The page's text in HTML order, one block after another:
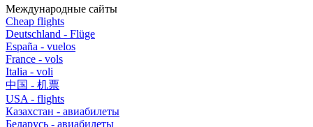
Международные сайты
Cheap flights
Deutschland - Flüge
España - vuelos
France - vols
Italia - voli
中国 - 机票
USA - flights
Казахстан - авиабилеты
Беларусь - авиабилеты